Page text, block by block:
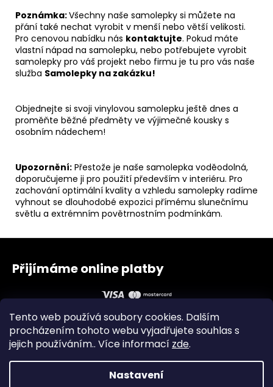
Tento web používá soubory cookies. Dalším
procházením tohoto webu vyjadřujete souhlas s
jejich používáním.. Více informací zde.
Nastavení
Poznámka:Všechny naše samolepky si můžete na
přání také nechat vyrobit v menší nebo větší velikosti.
Pro cenovou nabídku nás kontaktujte. Pokud máte
vlastní nápad na samolepku, nebo potřebujete vyrobit
samolepky pro váš projekt nebo firmu je tu pro vás naše
služba Samolepky na zakázku!
Objednejte si svoji vinylovou samolepku ještě dnes a
proměňte běžné předměty ve výjimečné kousky s
osobním nádechem!
Upozornění: Přestože je naše samolepka voděodolná,
doporučujeme ji pro použití především v interiéru. Pro
zachování optimální kvality a vzhledu samolepky radíme
vyhnout se dlouhodobé expozici přímému slunečnímu
světlu a extrémním povětrnostním podmínkám.
Z
t
Přijímáme online platby
Obchodní podmínky Zásady ochrany osobních údajů